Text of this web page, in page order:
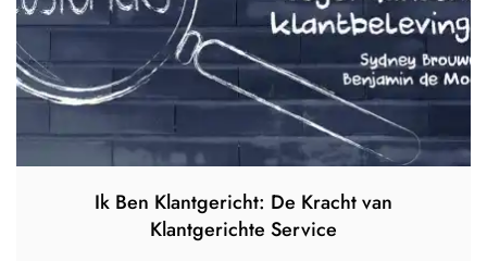
Ik Ben Klantgericht: De Kracht van
Klantgerichte Service